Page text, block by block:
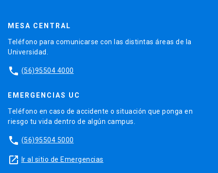
MESA CENTRAL
Teléfono para comunicarse con las distintas áreas de la
Universidad.
phone (56)95504 4000
EMERGENCIAS UC
Teléfono en caso de accidente o situación que ponga en
riesgo tu vida dentro de algún campus.
phone (56)95504 5000
launch Ir al sitio de Emergencias